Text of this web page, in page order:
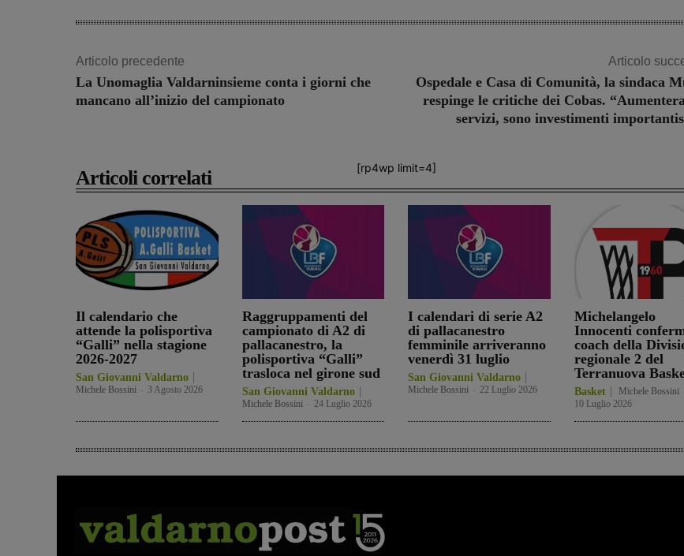
Articolo precedente
La Unomaglia Valdarninsieme conta i giorni che
mancano all’inizio del campionato
Articolo
Ospedale e Casa di Comunità, la sindaca
respinge le critiche dei Cobas.
servizi, sono investimenti
[rp4wp limit=4]
Articoli correlati
Il calendario che
attende la polisportiva
“Galli” nella stagione
2026-2027
San Giovanni Valdarno
Michele Bossini 3 Agosto 2026
Raggruppamenti del
campionato di A2 di
pallacanestro, la
polisportiva “Galli”
trasloca nel girone sud
San Giovanni Valdarno
Michele Bossini 24 Luglio 2026
I calendari di serie A2
di pallacanestro
femminile arriveranno
venerdì 31 luglio
San Giovanni Valdarno
Michele Bossini 22 Luglio 2026
Michelangelo
Innocenti
coach della
regionale 2 del
Terranuova
Basket Michele Bossini
10 Luglio 2026